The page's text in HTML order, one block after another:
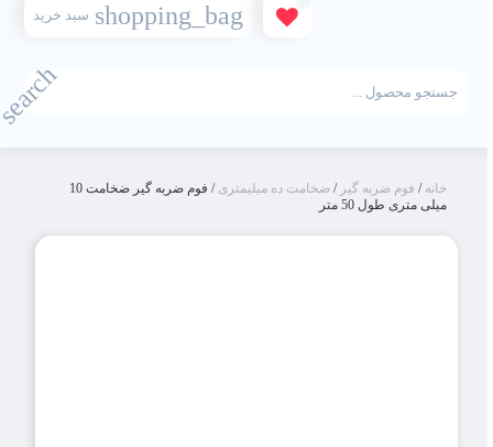
سبد خرید shopping_bag
search
خانه/فوم ضربه گیر/ضخامت ده میلیمتری
/ فوم ضربه گیر ضخامت 10
میلی متری طول 50 متر